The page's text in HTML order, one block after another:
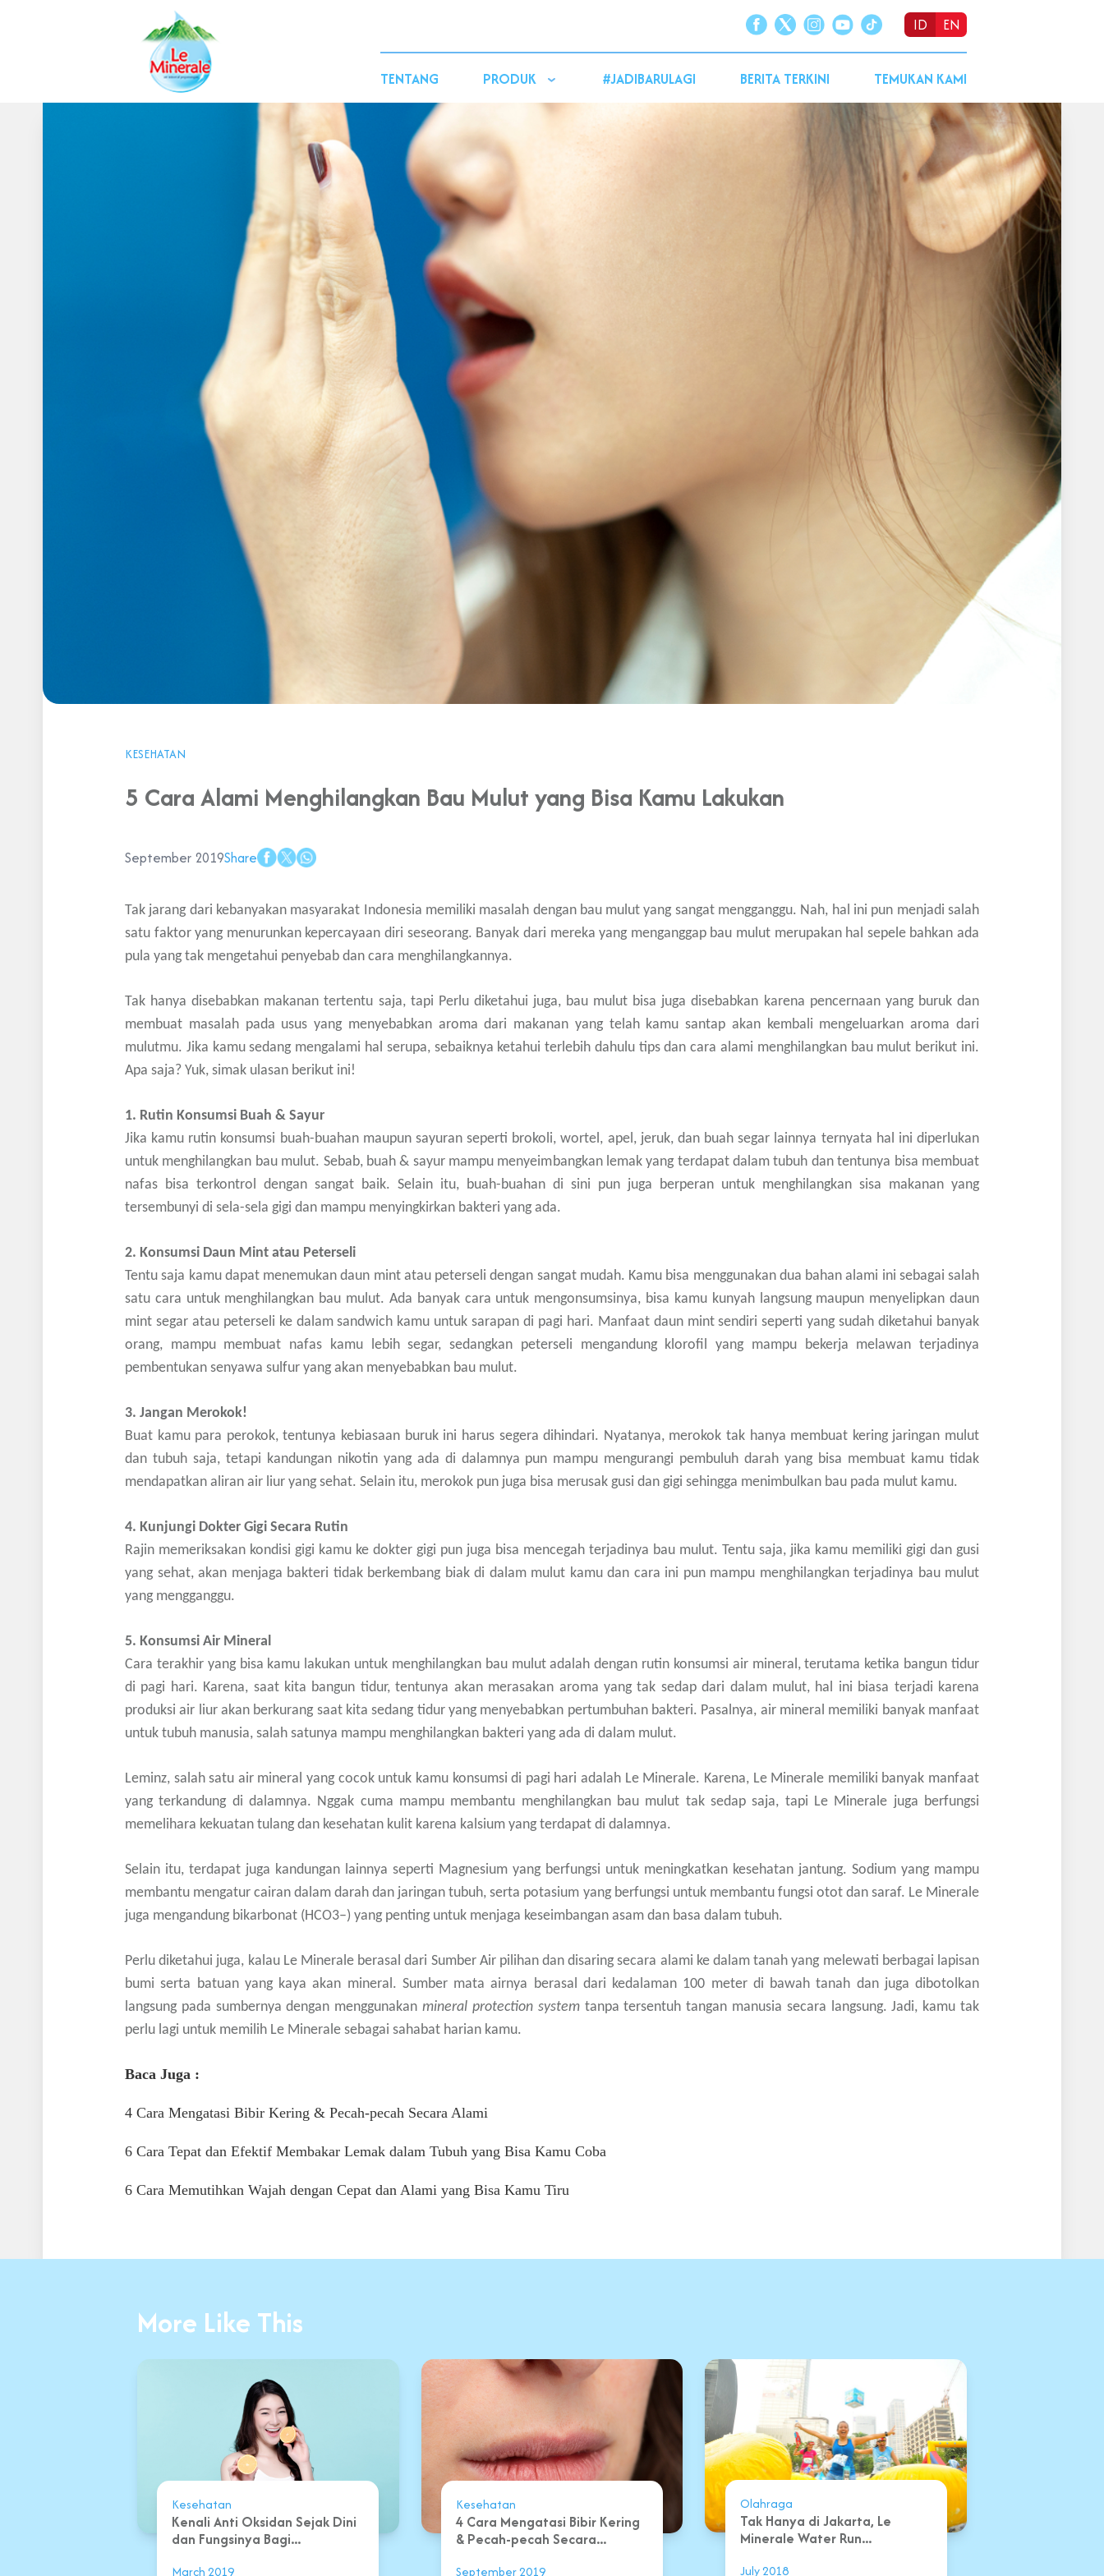
ID EN
TENTANG PRODUK #JADIBARULAGI BERITA TERKINI TEMUKAN KAMI
KESEHATAN
5 Cara Alami Menghilangkan Bau Mulut yang Bisa Kamu Lakukan
September 2019Share
Tak jarang dari kebanyakan masyarakat Indonesia memiliki masalah dengan bau mulut yang sangat mengganggu. Nah, hal ini pun menjadi salah
satu faktor yang menurunkan kepercayaan diri seseorang. Banyak dari mereka yang menganggap bau mulut merupakan hal sepele bahkan ada
pula yang tak mengetahui penyebab dan cara menghilangkannya.
Tak hanya disebabkan makanan tertentu saja, tapi Perlu diketahui juga, bau mulut bisa juga disebabkan karena pencernaan yang buruk dan
membuat masalah pada usus yang menyebabkan aroma dari makanan yang telah kamu santap akan kembali mengeluarkan aroma dari
mulutmu. Jika kamu sedang mengalami hal serupa, sebaiknya ketahui terlebih dahulu tips dan cara alami menghilangkan bau mulut berikut ini.
Apa saja? Yuk, simak ulasan berikut ini!
1. Rutin Konsumsi Buah & Sayur
Jika kamu rutin konsumsi buah-buahan maupun sayuran seperti brokoli, wortel, apel, jeruk, dan buah segar lainnya ternyata hal ini diperlukan
untuk menghilangkan bau mulut. Sebab, buah & sayur mampu menyeimbangkan lemak yang terdapat dalam tubuh dan tentunya bisa membuat
nafas bisa terkontrol dengan sangat baik. Selain itu, buah-buahan di sini pun juga berperan untuk menghilangkan sisa makanan yang
tersembunyi di sela-sela gigi dan mampu menyingkirkan bakteri yang ada.
2. Konsumsi Daun Mint atau Peterseli
Tentu saja kamu dapat menemukan daun mint atau peterseli dengan sangat mudah. Kamu bisa menggunakan dua bahan alami ini sebagai salah
satu cara untuk menghilangkan bau mulut. Ada banyak cara untuk mengonsumsinya, bisa kamu kunyah langsung maupun menyelipkan daun
mint segar atau peterseli ke dalam sandwich kamu untuk sarapan di pagi hari. Manfaat daun mint sendiri seperti yang sudah diketahui banyak
orang, mampu membuat nafas kamu lebih segar, sedangkan peterseli mengandung klorofil yang mampu bekerja melawan terjadinya
pembentukan senyawa sulfur yang akan menyebabkan bau mulut.
3. Jangan Merokok!
Buat kamu para perokok, tentunya kebiasaan buruk ini harus segera dihindari. Nyatanya, merokok tak hanya membuat kering jaringan mulut
dan tubuh saja, tetapi kandungan nikotin yang ada di dalamnya pun mampu mengurangi pembuluh darah yang bisa membuat kamu tidak
mendapatkan aliran air liur yang sehat. Selain itu, merokok pun juga bisa merusak gusi dan gigi sehingga menimbulkan bau pada mulut kamu.
4. Kunjungi Dokter Gigi Secara Rutin
Rajin memeriksakan kondisi gigi kamu ke dokter gigi pun juga bisa mencegah terjadinya bau mulut. Tentu saja, jika kamu memiliki gigi dan gusi
yang sehat, akan menjaga bakteri tidak berkembang biak di dalam mulut kamu dan cara ini pun mampu menghilangkan terjadinya bau mulut
yang mengganggu.
5. Konsumsi Air Mineral
Cara terakhir yang bisa kamu lakukan untuk menghilangkan bau mulut adalah dengan rutin konsumsi air mineral, terutama ketika bangun tidur
di pagi hari. Karena, saat kita bangun tidur, tentunya akan merasakan aroma yang tak sedap dari dalam mulut, hal ini biasa terjadi karena
produksi air liur akan berkurang saat kita sedang tidur yang menyebabkan pertumbuhan bakteri. Pasalnya, air mineral memiliki banyak manfaat
untuk tubuh manusia, salah satunya mampu menghilangkan bakteri yang ada di dalam mulut.
Leminz, salah satu air mineral yang cocok untuk kamu konsumsi di pagi hari adalah Le Minerale. Karena, Le Minerale memiliki banyak manfaat
yang terkandung di dalamnya. Nggak cuma mampu membantu menghilangkan bau mulut tak sedap saja, tapi Le Minerale juga berfungsi
memelihara kekuatan tulang dan kesehatan kulit karena kalsium yang terdapat di dalamnya.
Selain itu, terdapat juga kandungan lainnya seperti Magnesium yang berfungsi untuk meningkatkan kesehatan jantung. Sodium yang mampu
membantu mengatur cairan dalam darah dan jaringan tubuh, serta potasium yang berfungsi untuk membantu fungsi otot dan saraf. Le Minerale
juga mengandung bikarbonat (HCO3–) yang penting untuk menjaga keseimbangan asam dan basa dalam tubuh.
Perlu diketahui juga, kalau Le Minerale berasal dari Sumber Air pilihan dan disaring secara alami ke dalam tanah yang melewati berbagai lapisan
bumi serta batuan yang kaya akan mineral. Sumber mata airnya berasal dari kedalaman 100 meter di bawah tanah dan juga dibotolkan
langsung pada sumbernya dengan menggunakanmineral protection systemtanpa tersentuh tangan manusia secara langsung. Jadi, kamu tak
perlu lagi untuk memilih Le Minerale sebagai sahabat harian kamu.
Baca Juga :
4 Cara Mengatasi Bibir Kering & Pecah-pecah Secara Alami
6 Cara Tepat dan Efektif Membakar Lemak dalam Tubuh yang Bisa Kamu Coba
6 Cara Memutihkan Wajah dengan Cepat dan Alami yang Bisa Kamu Tiru
More Like This
Kesehatan
Kenali Anti Oksidan Sejak Dini
dan Fungsinya Bagi...
March 2019
Kesehatan
4 Cara Mengatasi Bibir Kering
& Pecah-pecah Secara...
September 2019
Olahraga
Tak Hanya di Jakarta, Le
Minerale Water Run...
July 2018